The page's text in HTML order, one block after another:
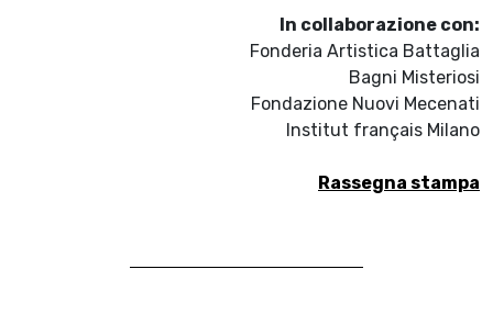
In collaborazione con:
Fonderia Artistica Battaglia
Bagni Misteriosi
Fondazione Nuovi Mecenati
Institut français Milano
Rassegna stampa